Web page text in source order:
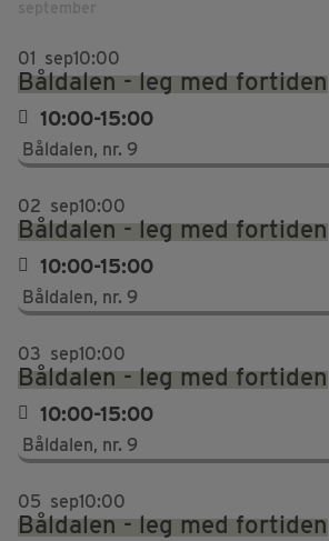
01 sep10:00
Båldalen - leg med fortiden
10:00-15:00
Båldalen, nr. 9
02 sep10:00
Båldalen - leg med fortiden
10:00-15:00
Båldalen, nr. 9
03 sep10:00
Båldalen - leg med fortiden
10:00-15:00
Båldalen, nr. 9
05 sep10:00
Båldalen - leg med fortiden